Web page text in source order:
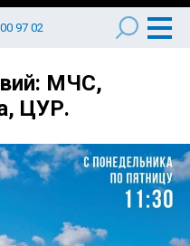
97 02
МЧС,
ЦУР.